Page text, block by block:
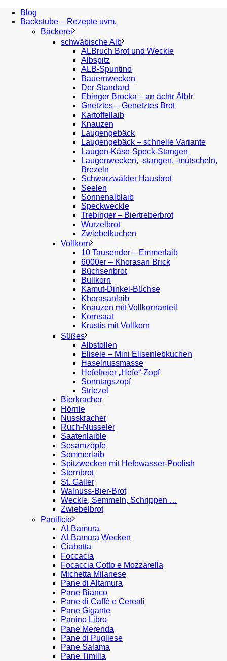
Blog
Backstube – Rezepte uvm.
Bäckerei
schwäbische Alb
ALBruch Brot und Weckle
Albspitz
ALB-Spuntino
Bauernwecken
Der Standard
Ebinger Brocka – an ächtr Älblr
Gnetztes – Genetztes Brot
Kartoffellaib
Knauzen
Laugengebäck
Laugengebäck – schnelle Variante
Laugen-Käse-Speck-Stangen
Laugenwecken, -stangen, -mutscheln,
Brezeln
Schwarzwälder Hausbrot
Seelen
Sonnenalblaib
Speckweckle
Trebinger – Biertreberbrot
Wurzelbrot
Zwiebelkuchen
Vollkorn
10 Tausender – Emmerlaib
6000er – Khorasan Brick
Büchsenbrot
Bullkorn
Kamut-Dinkel-Büchse
Khorasanlaib
Knauzen mit Vollkornanteil
Kornsaat
Krustis mit Vollkorn
Süßes
Albstollen
Elisele – Mini Elisenlebkuchen
Haselnussmasse
Hefefreier „Hefe“-Zopf
Sonntagszopf
Striezel
Bierkracher
Hörnle
Nusskracher
Ruch-Nusseler
Saatenlaible
Sesamzöpfe
Sommerlaib
Spitzwecken mit Hefewasser-Poolish
Sternbrot
St. Galler
Walnuss-Bier-Brot
Weckle, Semmeln, Schrippen …
Zwiebelbrot
Panificio
ALBamura
ALBamura Wecken
Ciabatta
Foccacia
Focaccia Cotto e Mozzarella
Michetta Milanese
Pane di Altamura
Pane Bianco
Pane di Caffé e Cereali
Pane Gigante
Panino Libro
Pane Merenda
Pane di Pugliese
Pane Salama
Pane Timilia